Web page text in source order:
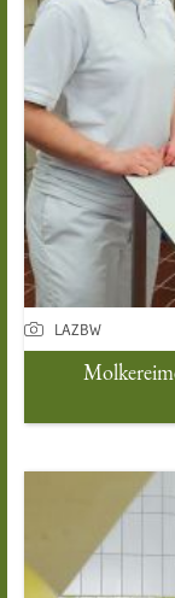
LAZBW